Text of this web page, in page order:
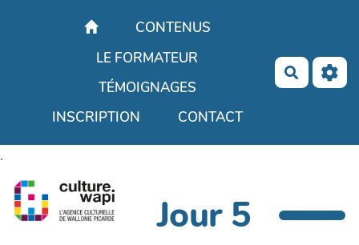
Aller au contenu principalCONTENUS
LE FORMATEUR
TÉMOIGNAGES
INSCRIPTION
CONTACT
.
Jour 5